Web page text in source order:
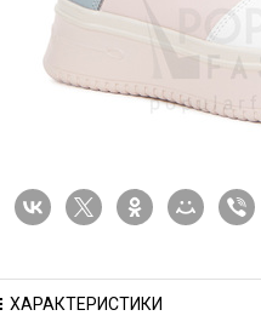
ХАРАКТЕРИСТИКИ